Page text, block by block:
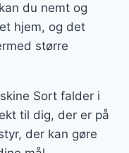
du nemt og
hjem, og det
større
Sort falder i
til dig, der er på
der kan gøre